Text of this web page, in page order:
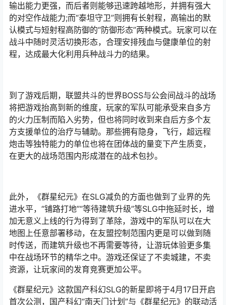
输出能力更强，而后者则能够迅速跨越地形，并拥有强大
的对空作战能力;而“泰坦守卫”则拥有长射程，高输出的默
认模式与短射程高防御的“防御形态”两种模式。玩家可以在
战斗中随时灵活切换形态，合理安排残血与健康单位的射
程，达成最大化利用兵种战斗力的结果。
到了游戏后期，联盟共斗的世界BOSS与公会间战斗的战场
将把游戏抬高到新的维度，玩家的军队可能承受来自多方
的火力压制而陷入劣势，但也将同时收到来自后方多个友
方支援单位的治疗与辅助。那些拥有隐身，飞行，超远程
炮击等独特能力的单位也将在团体战的量变下产生质变，
在更大的战场范围内形成潜在的战术包抄。
此外，《群星纪元》在SLG减负的方面也做到了业界的先
进水平，“铺路打地”“等待建筑升级”等SLG中拖延时长，增
加无意义上线的行为得到了革除，游戏中的军队可以在大
地图上任意部署移动，在友盟控制范围内更是可以做到随
时传送，而建筑升级也不再需要等待，让游玩体验更多集
中在战场环节的精华之中。游戏还保证了不卖城建，不卖
资源，让玩家间的发育竞赛更加公平。
《群星纪元》这款国产科幻SLG的新星即将于4月17日开启
首次公测，国产科幻“南天门计划”与《群星纪元》的联动活